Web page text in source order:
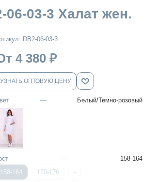
06-03-3 Халат жен.
DB2-06-03-3
4 380 ₽
УЗНАТЬ ОПТОВУЮ ЦЕНУ
— Белый/Темно-розовый
—
158-164
158-164
170-176 -